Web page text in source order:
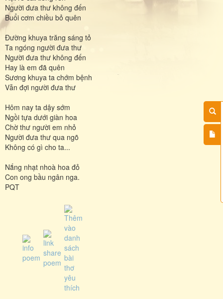
Người đưa thư không đến
Buổi cơm chiều bỏ quên
Đường khuya trăng sáng tỏ
Ta ngóng người đưa thư
Người đưa thư không đến
Hay là em đã quên
Sương khuya ta chớm bệnh
Vẫn đợi người đưa thư
Hôm nay ta dậy sớm
Ngồi tựa dưới giàn hoa
Chờ thư người em nhỏ
Người đưa thư qua ngõ
Không có gì cho ta...
Nắng nhạt nhoà hoa đỏ
Con ong bầu ngân nga.
PQT